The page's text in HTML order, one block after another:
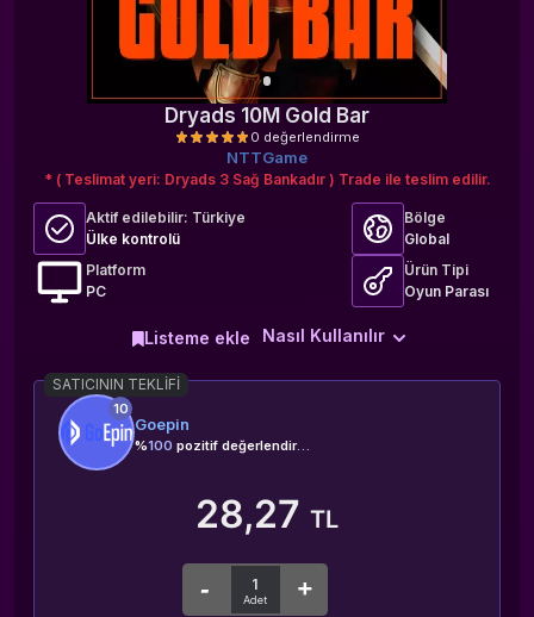
Dryads 10M Gold Bar
0 değerlendirme
NTTGame
* ( Teslimat yeri: Dryads 3 Sağ Bankadır ) Trade ile teslim edilir.
Aktif edilebilir: Türkiye
Ülke kontrolü
Bölge
Global
Platform
PC
Ürün Tipi
Oyun Parası
Nasıl Kullanılır
Listeme ekle
SATICININ TEKLIFI
10
Goepin
%100 pozitif değerlendirme
28,27 TL